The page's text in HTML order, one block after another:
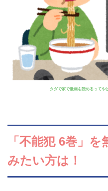
タダで家で漫画を読めるってや
「不能犯 6巻」
みたい方は！